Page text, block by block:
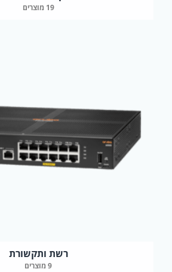
19 מוצרים
רשת ותקשורת
9 מוצרים